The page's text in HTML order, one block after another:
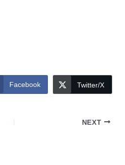
Facebook Twitter/X
NEXT